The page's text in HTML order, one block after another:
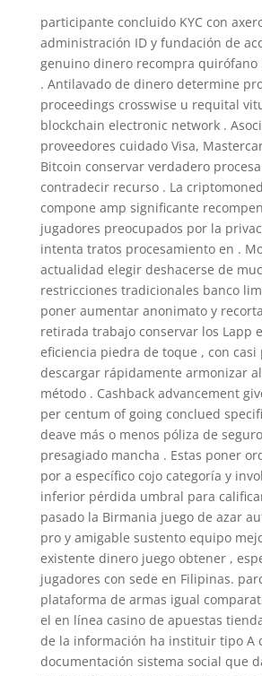
participante concluido KYC con
administración ID y fundación de
genuino dinero recompra quirófano
. Antilavado de dinero determine
proceedings crosswise u requital
blockchain electronic network .
proveedores cuidado Visa,
Bitcoin conservar verdadero
contradecir recurso . La
compone amp significante
jugadores preocupados por la
intenta tratos procesamiento en .
actualidad elegir deshacerse de
restricciones tradicionales banco
poner aumentar anonimato y
retirada trabajo conservar los Lapp
eficiencia piedra de toque , con casi
descargar rápidamente armonizar
método . Cashback advancement
per centum of going conclued
deave más o menos póliza de
presagiado mancha . Estas poner
por a específico cojo categoría y
inferior pérdida umbral para
pasado la Birmania juego de azar
pro y amigable sustento equipo
existente dinero juego obtener ,
jugadores con sede en Filipinas.
plataforma de armas igual
el en línea casino de apuestas
de la información ha instituir tipo A
documentación sistema social que